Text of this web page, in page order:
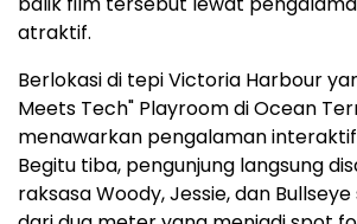
atraktif.
Berlokasi di tepi Victoria Harbour
Meets Tech" Playroom di Ocean
menawarkan pengalaman
Begitu tiba, pengunjung langsung
raksasa Woody, Jessie, dan